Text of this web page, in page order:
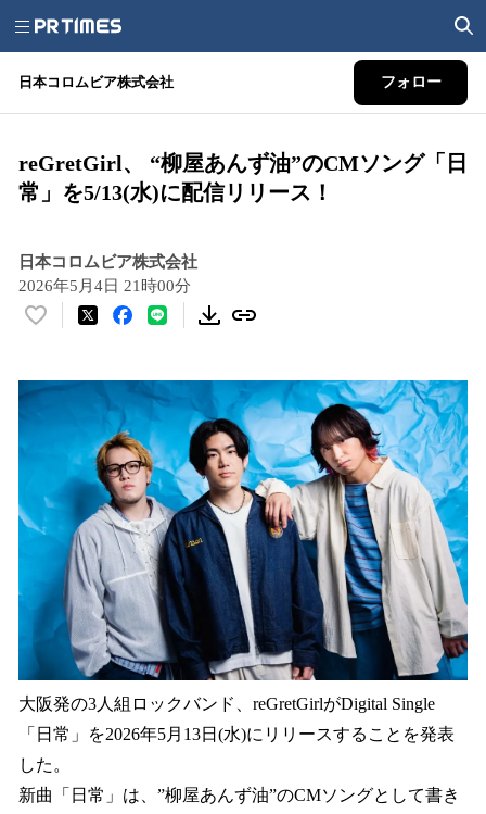
日本コロムビア株式会社 フォロー
reGretGirl、 “柳屋あんず油”のCMソング「日
常」を5/13(水)に配信リリース！
日本コロムビア株式会社
2026年5月4日 21時00分
い
！
込
み
す
大阪発の3人組ロックバンド、reGretGirlがDigital Single
「日常」を2026年5月13日(水)にリリースすることを発表
した。
新曲「日常」は、”柳屋あんず油”のCMソングとして書き